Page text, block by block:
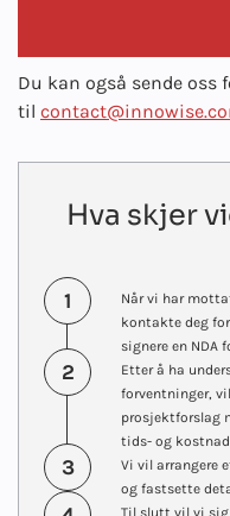
Du kan også sende oss
til
Hva skjer
1
Når vi har
kontakte deg
signere en NDA
2
Etter å ha
forventninger,
prosjektforslag
tids- og
3
Vi vil arrangere
og fastsette